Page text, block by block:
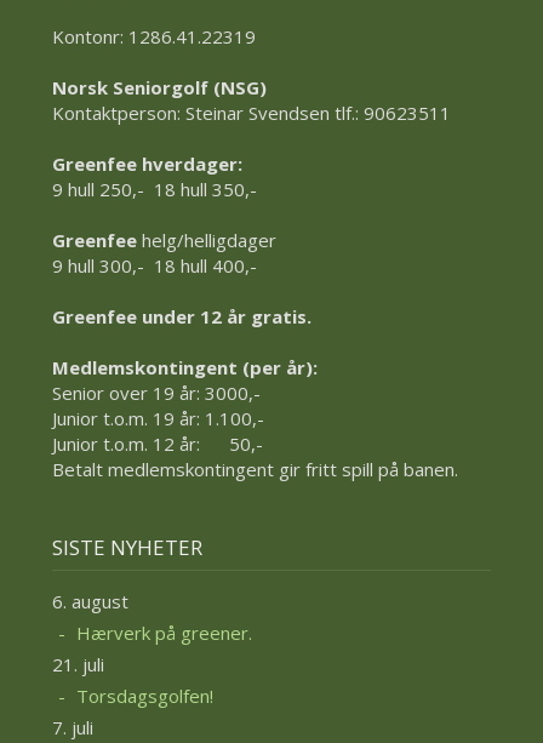
Kontonr: 1286.41.22319
Norsk Seniorgolf (NSG)
Kontaktperson: Steinar Svendsen tlf.: 90623511
Greenfee hverdager:
9 hull 250,- 18 hull 350,-
Greenfee helg/helligdager
9 hull 300,- 18 hull 400,-
Greenfee under 12 år gratis.
Medlemskontingent (per år):
Senior over 19 år: 3000,-
Junior t.o.m. 19 år: 1.100,-
Junior t.o.m. 12 år: 50,-
Betalt medlemskontingent gir fritt spill på banen.
SISTE NYHETER
6. august
Hærverk på greener.
21. juli
Torsdagsgolfen!
7. juli